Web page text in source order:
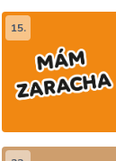
15.